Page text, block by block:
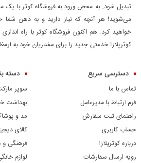
تبدیل شود. به محض ورود به فروشگاه کوثر با یک
می‌شوید! هر آنچه که نیاز دارید و به ذهن شما
خواهید کرد. هم اکنون فروشگاه کوثر با راه
کوثرپلازا خدمتی جدید را برای مشتریان خود به
دسترسی سریع
تماس با ما
فرم ارتباط با مدیرعامل
راهنمای ثبت سفارش
حساب کاربری
درباره کوثرپلازا
رویه ارسال سفارشات
دسته
سوپر
بهداشت
مد و
کالای
فرهنگی
لوازم